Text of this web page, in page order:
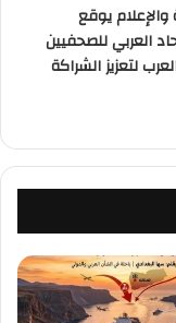
يوقع
العربي للصحفيين
لتعزيز الشراكة